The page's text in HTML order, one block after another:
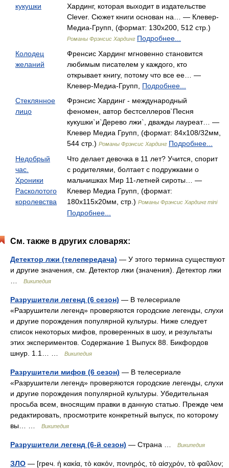
кукушки
Хардинг, которая выходит в издательстве
Clever. Сюжет книги основан на… — Клевер-
Медиа-Групп, (формат: 130x200, 512 стр.)
Романы Фрэнсис Хардинг Подробнее...
Колодец
желаний
Френсис Хардинг мгновенно становится
любимым писателем у каждого, кто
открывает книгу, потому что все ее… —
Клевер-Медиа-Групп, Подробнее...
Стеклянное
лицо
Фрэнсис Хардинг - международный
феномен, автор бестселлеров`Песня
кукушки`и`Дерево лжи`, дважды лауреат… —
Клевер Медиа Групп, (формат: 84x108/32мм,
544 стр.) Романы Фрэнсис Хардинг Подробнее...
Недобрый
час.
Хроники
Расколотого
королевства
Что делает девочка в 11 лет? Учится, спорит
с родителями, болтает с подружками о
мальчишках Мир 11-летней сироты… —
Клевер Медиа Групп, (формат:
180x115x20мм, стр.) Романы Фрэнсис Хардинг mini
Подробнее...
См. также в других словарях:
Детектор лжи (телепередача) — У этого термина существуют
и другие значения, см. Детектор лжи (значения). Детектор лжи
Википедия
Разрушители легенд (6 сезон) — В телесериале
«Разрушители легенд» проверяются городские легенды, слухи
и другие порождения популярной культуры. Ниже следует
список некоторых мифов, проверенных в шоу, и результаты
этих экспериментов. Содержание 1 Выпуск 88. Бикфордов
шнур. 1.1… …
Википедия
Разрушители мифов (6 сезон) — В телесериале
«Разрушители легенд» проверяются городские легенды, слухи
и другие порождения популярной культуры. Убедительная
просьба всем, вносящим правки в данную статью. Прежде чем
редактировать, просмотрите конкретный выпуск, по которому
вы… …
Википедия
Разрушители легенд (6-й сезон) — Страна … Википедия
ЗЛО — [греч. ἡ κακία, τὸ κακόν, πονηρός, τὸ αἰσχρόν, τὸ φαῦλον;